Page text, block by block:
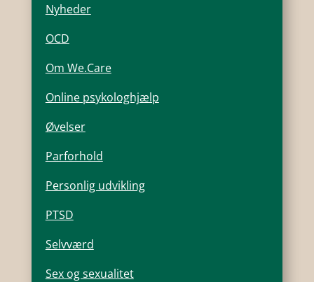
Nyheder
OCD
Om We.Care
Online psykologhjælp
Øvelser
Parforhold
Personlig udvikling
PTSD
Selvværd
Sex og sexualitet